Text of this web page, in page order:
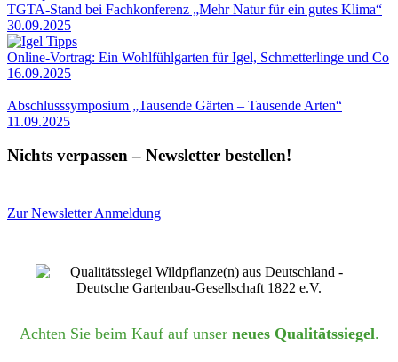
TGTA-Stand bei Fachkonferenz „Mehr Natur für ein gutes Klima“
30.09.2025
Online-Vortrag: Ein Wohlfühlgarten für Igel, Schmetterlinge und Co
16.09.2025
Abschlusssymposium „Tausende Gärten – Tausende Arten“
11.09.2025
Nichts verpassen – Newsletter bestellen!
Zur Newsletter Anmeldung
Achten Sie beim Kauf auf unser neues Qualitätssiegel.